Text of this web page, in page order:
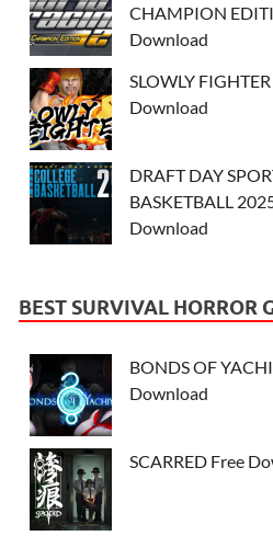
CHAMPION
Download
SLOWLY
Download
DRAFT DAY
BASKETBALL
Download
BEST SURVIVAL HORROR
BONDS OF
Download
SCARRED Free